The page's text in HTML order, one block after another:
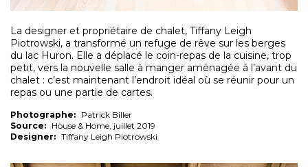
La designer et propriétaire de chalet, Tiffany Leigh
Piotrowski, a transformé un refuge de rêve sur les berges
du lac Huron. Elle a déplacé le coin-repas de la cuisine, trop
petit, vers la nouvelle salle à manger aménagée à l’avant du
chalet : c’est maintenant l’endroit idéal où se réunir pour un
repas ou une partie de cartes.
Photographe: Patrick Biller
Source: House & Home, juillet 2019
Designer: Tiffany Leigh Piotrowski